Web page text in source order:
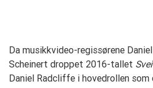
Da musikkvideo-regissørene
Scheinert droppet 2016-tallet
Daniel Radcliffe i hovedrollen